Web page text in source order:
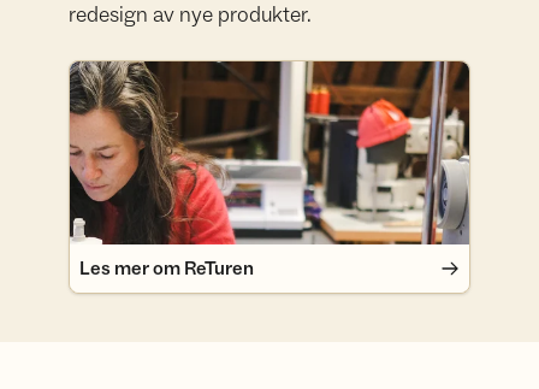
redesign av nye produkter.
Les mer om ReTuren
Les mer om ReTuren